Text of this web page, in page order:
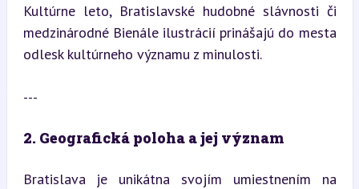
Kultúrne leto, Bratislavské hudobné slávnosti či
medzinárodné Bienále ilustrácií prinášajú do mesta
odlesk kultúrneho významu z minulosti.
---
2. Geografická poloha a jej význam
Bratislava je unikátna svojím umiestnením na